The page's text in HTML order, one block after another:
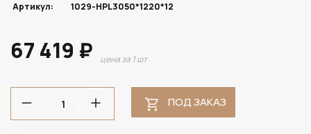
Артикул:
1029-HPL3050*1220*12
67 419 ₽ цена за 1 шт
ПОД ЗАКАЗ